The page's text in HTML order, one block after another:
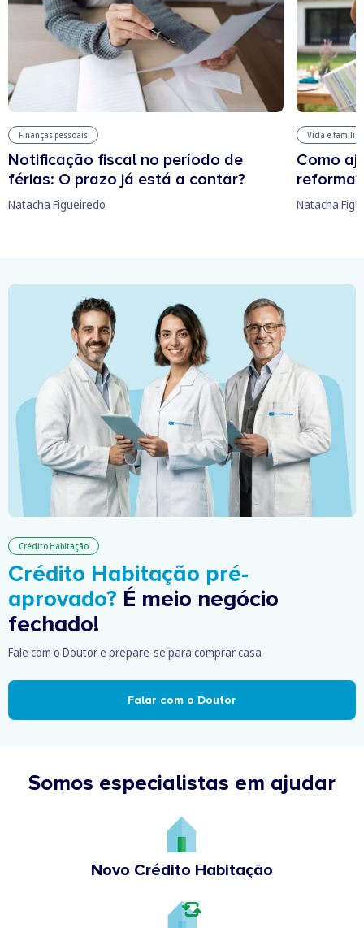
Finanças pessoais
Notificação fiscal no período de
férias: O prazo já está a contar?
Natacha Figueiredo
Vida e família
Como
reforma
Natacha
Crédito Habitação
Crédito Habitação pré-
aprovado? É meio negócio
fechado!
Fale com o Doutor e prepare-se para comprar casa
Falar com o Doutor
Somos especialistas em ajudar
Novo Crédito Habitação